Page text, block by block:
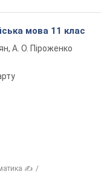
мова 11 клас
А. О. Піроженко
✍